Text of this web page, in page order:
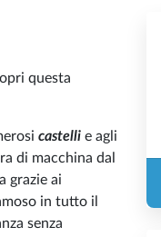
questa
castelli e agli
di macchina dal
grazie ai
in tutto il
senza